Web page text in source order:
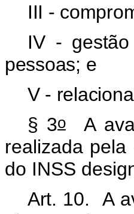
III -
IV -
pessoas; e
V -
§ 3oA
realizada
do INSS
Art. 10.A